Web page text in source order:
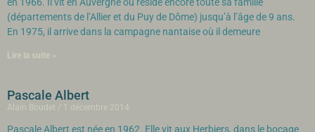
(départements de l’Allier et du Puy de Dôme) jusqu’à l’âge de 9 ans.
En 1975, il arrive dans la campagne nantaise où il demeure
Lire la suite »
Pascale Albert
Alain Boudet 1 décembre 2014
Pascale Albert est née en 1962. Elle vit aux Herbiers, dans le bocage